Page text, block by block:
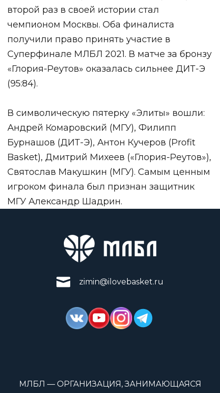
второй раз в своей истории стал
чемпионом Москвы. Оба финалиста
получили право принять участие в
Суперфинале МЛБЛ 2021. В матче за бронзу
«Глория-Реутов» оказалась сильнее ДИТ-Э
(95:84).
В символическую пятерку «Элиты» вошли:
Андрей Комаровский (МГУ), Филипп
Бурнашов (ДИТ-Э), Антон Кучеров (Profit
Basket), Дмитрий Михеев («Глория-Реутов»),
Святослав Макушкин (МГУ). Самым ценным
игроком финала был признан защитник
МГУ Александр Шадрин.
zimin@ilovebasket.ru
МЛБЛ — ОРГАНИЗАЦИЯ, ЗАНИМАЮЩАЯСЯ